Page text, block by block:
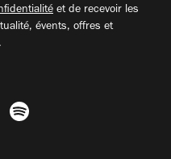
et de recevoir les
évents, offres et